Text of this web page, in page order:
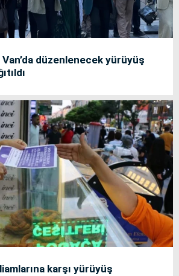
düzenlenecek yürüyüş
karşı yürüyüş